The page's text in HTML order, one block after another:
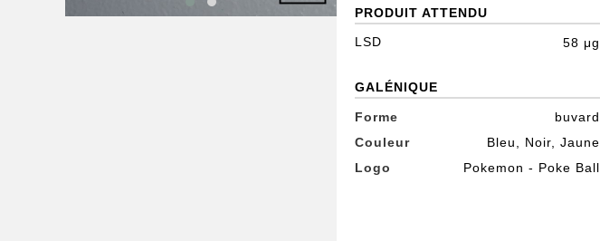
PRODUIT ATTENDU
LSD
58 μg
GALÉNIQUE
Forme
buvard
Couleur
Bleu, Noir, Jaune
Logo
Pokemon - Poke Ball